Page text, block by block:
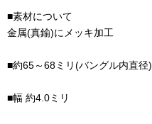
■素材について
金属(真鍮)にメッキ加工
■約65～68ミリ(バングル内直径)
■幅 約4.0ミリ